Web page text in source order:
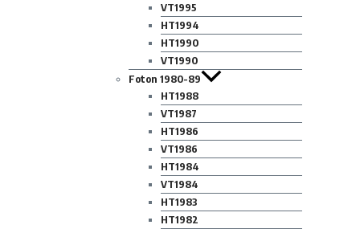
VT1995
HT1994
HT1990
VT1990
Foton 1980-89
HT1988
VT1987
HT1986
VT1986
HT1984
VT1984
HT1983
HT1982